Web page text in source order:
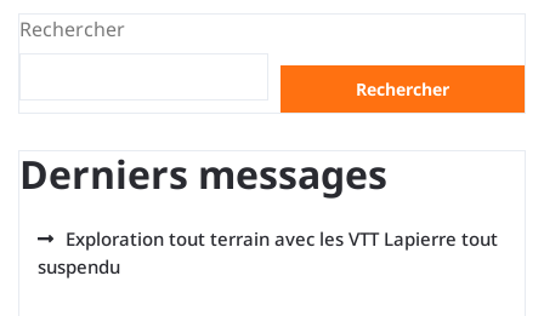
Rechercher
Rechercher
Derniers messages
Exploration tout terrain avec les VTT Lapierre tout
suspendu